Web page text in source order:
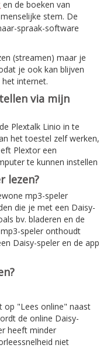
en de boeken van
stem. De
spraak-software
(streamen) maar je
je ook kan blijven
internet.
via mijn
Plextalk Linio in te
het toestel zelf werken,
Plextor een
te kunnen instellen
lezen?
mp3-speler
die je met een Daisy-
bv. bladeren en de
speler onthoudt
Daisy-speler en de app
op "Lees online" naast
de online Daisy-
heeft minder
niet